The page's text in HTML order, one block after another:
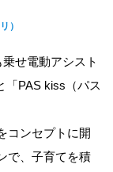
）
せ電動アシスト
PAS kiss（パス
コンセプトに開
で、子育てを積